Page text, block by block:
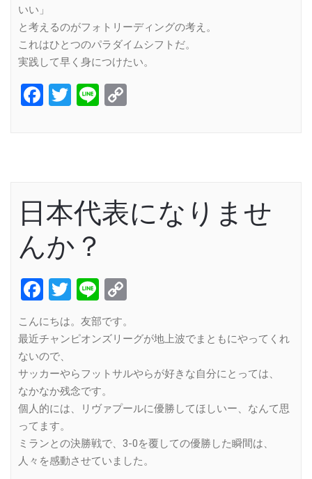
いい」
と考えるのがフォトリーディングの考え。
これはひとつのパラダイムシフトだ。
実践して早く身につけたい。
Facebook
Twitter
Line
日本代表になりませ
んか？
Facebook
Twitter
Line
こんにちは。友部です。
最近チャンピオンズリーグが地上波でまともにやってくれ
ないので、
サッカーやらフットサルやらが好きな自分にとっては、
なかなか残念です。
個人的には、リヴァプールに優勝してほしいー、なんて思
ってます。
ミランとの決勝戦で、3-0を覆しての優勝した瞬間は、
人々を感動させていました。